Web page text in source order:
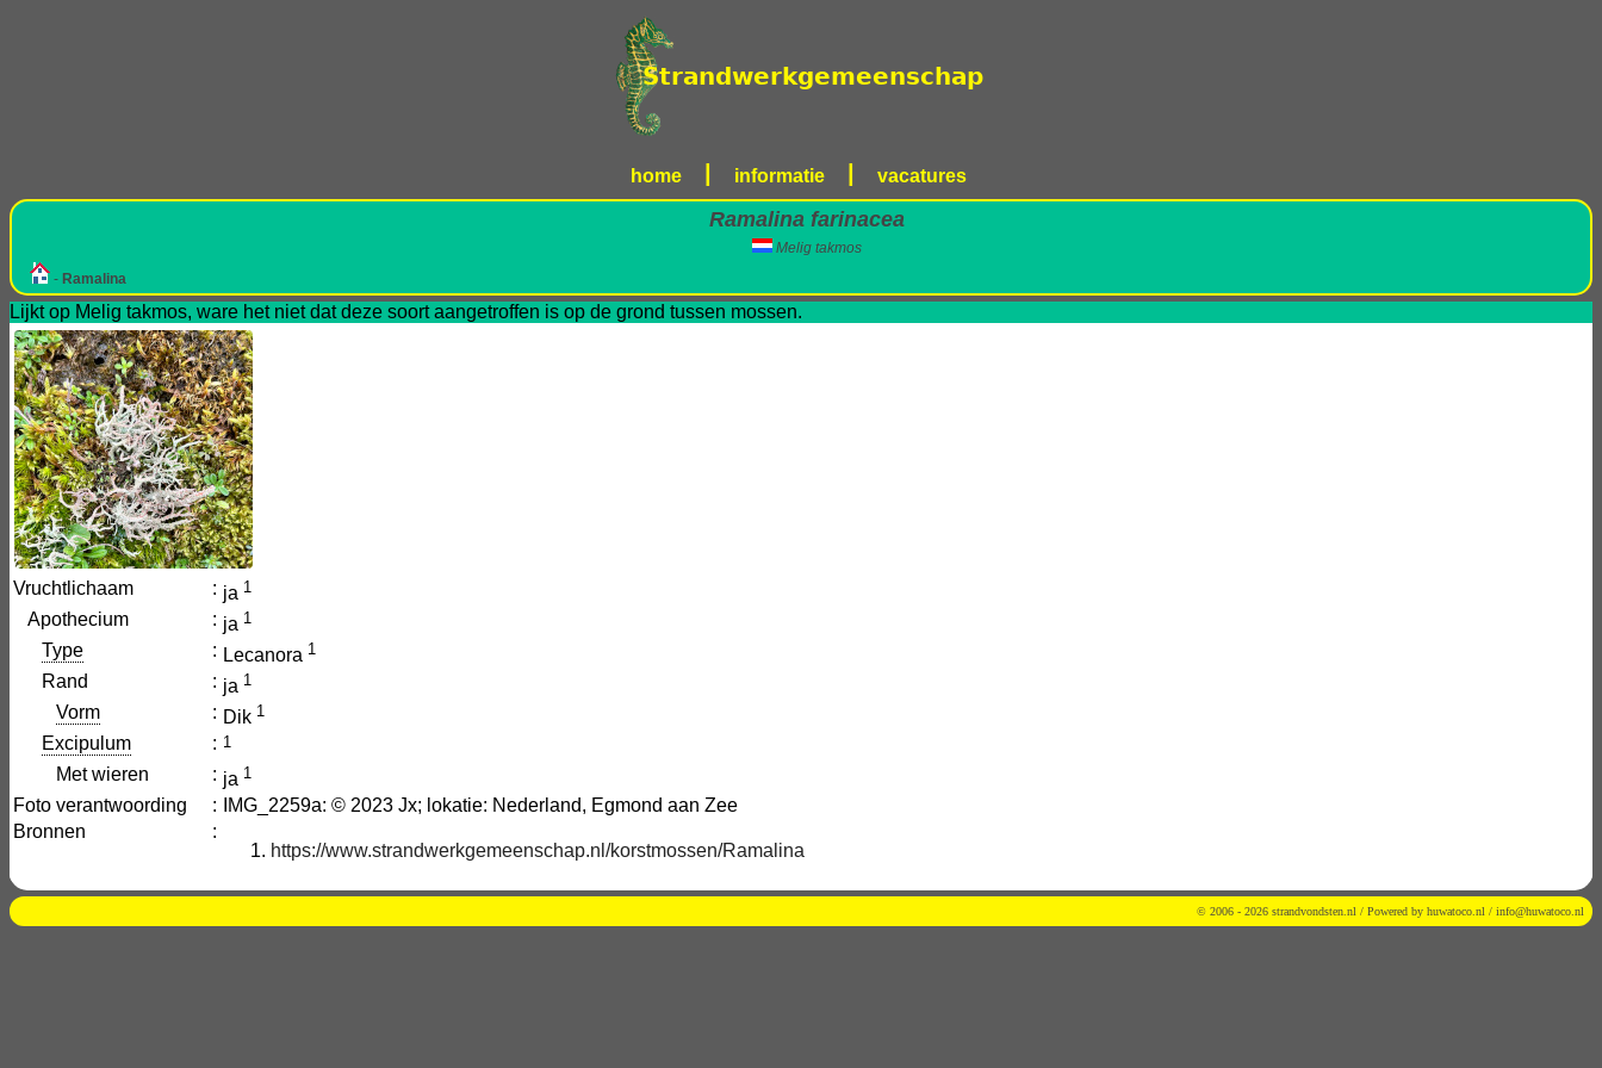
home informatie vacatures
Ramalina farinacea
Melig takmos
- Ramalina
Lijkt op Melig takmos, ware het niet dat deze soort aangetroffen is op de grond tussen mossen.
Vruchtlichaam : ja 1
Apothecium : ja 1
Type : Lecanora 1
Rand : ja 1
Vorm : Dik 1
Excipulum : 1
Met wieren : ja 1
Foto verantwoording :
IMG_2259a: © 2023 Jx; lokatie: Nederland, Egmond aan Zee
Bronnen
:
https://www.strandwerkgemeenschap.nl/korstmossen/Ramalina
© 2006 - 2026 strandvondsten.nl / Powered by huwatoco.nl / info@huwatoco.nl